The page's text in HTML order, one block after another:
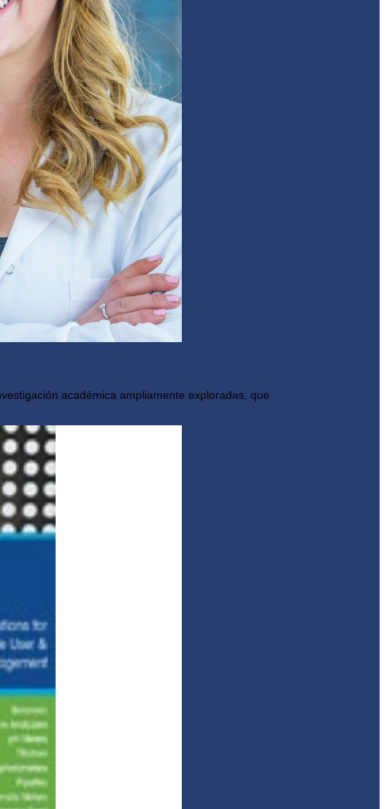
académica ampliamente exploradas, que